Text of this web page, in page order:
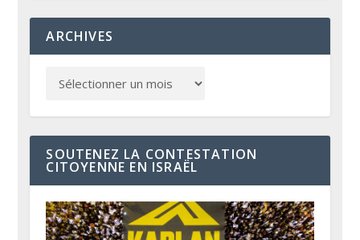
ARCHIVES
SOUTENEZ LA CONTESTATION
CITOYENNE EN ISRAËL